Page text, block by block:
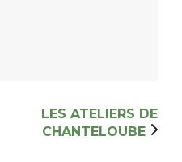
NEWSLETTER
LES ATELIERS DE
CHANTELOUBE